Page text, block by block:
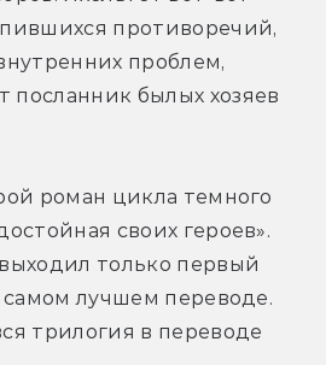
противоречий,
проблем,
посланник былых хозяев
роман цикла темного
своих героев».
только первый
лучшем переводе.
трилогия в переводе